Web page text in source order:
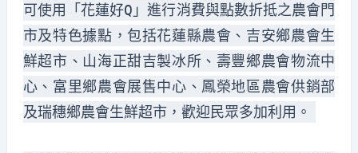
可使用「花蓮好Q」進行消費與點數折抵之農會門
市及特色據點，包括花蓮縣農會、吉安鄉農會生
鮮超市、山海正甜吉製冰所、壽豐鄉農會物流中
心、富里鄉農會展售中心、鳳榮地區農會供銷部
及瑞穗鄉農會生鮮超市，歡迎民眾多加利用。